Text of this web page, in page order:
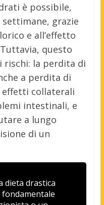
è possibile,
grazie
e all’effetto
Tuttavia, questo
rischi: la perdita di
a perdita di
effetti collaterali
intestinali, e
a lungo
di un
dieta drastica